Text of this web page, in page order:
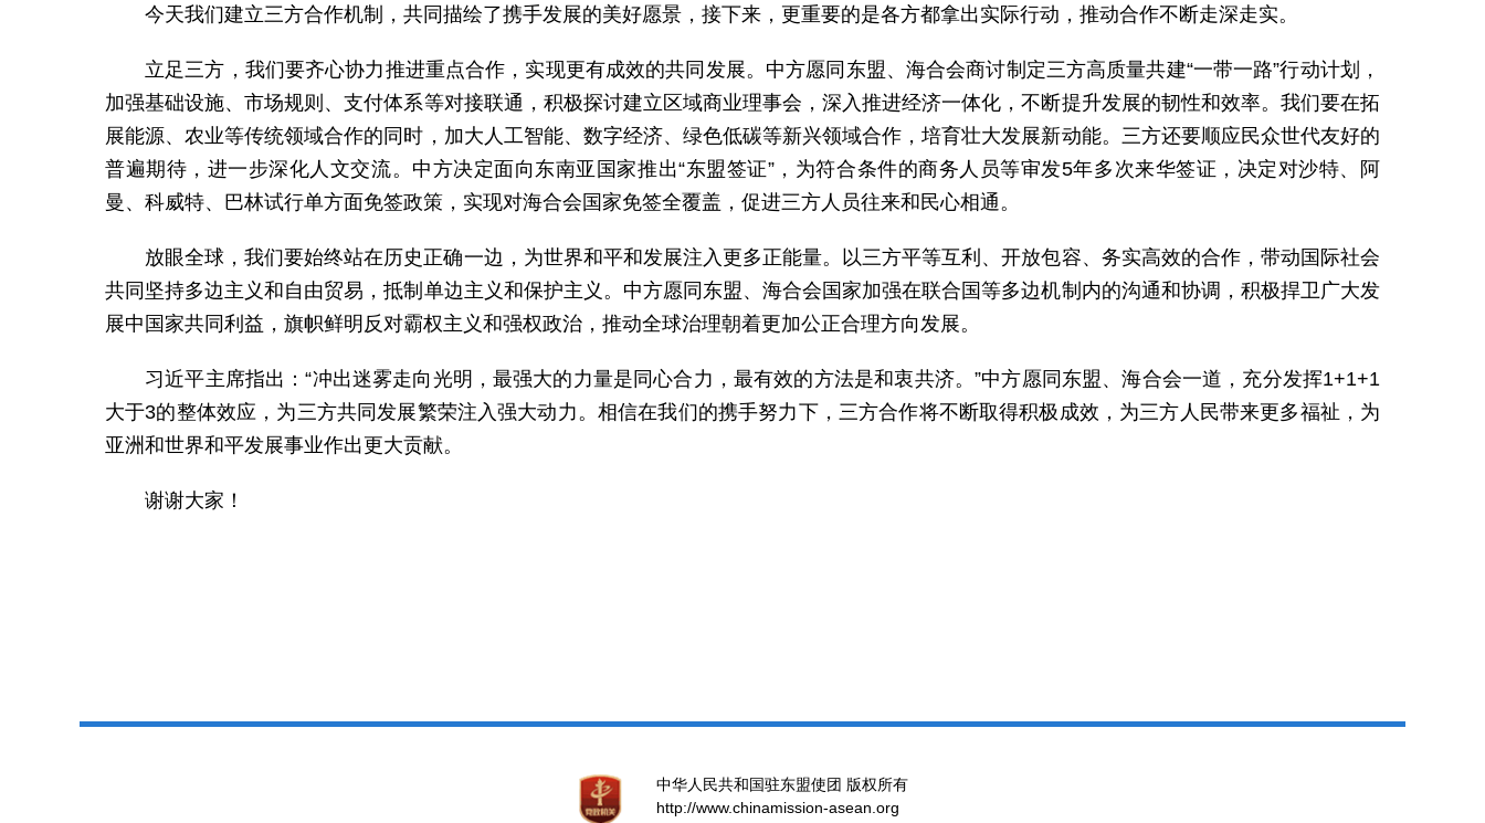
今天我们建立三方合作机制，共同描绘了携手发展的美好愿景，接下来，更重要的是各方都拿出实际行动，推动合作不断走深走实。
立足三方，我们要齐心协力推进重点合作，实现更有成效的共同发展。中方愿同东盟、海合会商讨制定三方高质量共建“一带一路”行动计划，
加强基础设施、市场规则、支付体系等对接联通，积极探讨建立区域商业理事会，深入推进经济一体化，不断提升发展的韧性和效率。我们要在拓
展能源、农业等传统领域合作的同时，加大人工智能、数字经济、绿色低碳等新兴领域合作，培育壮大发展新动能。三方还要顺应民众世代友好的
普遍期待，进一步深化人文交流。中方决定面向东南亚国家推出“东盟签证”，为符合条件的商务人员等审发5年多次来华签证，决定对沙特、阿
曼、科威特、巴林试行单方面免签政策，实现对海合会国家免签全覆盖，促进三方人员往来和民心相通。
放眼全球，我们要始终站在历史正确一边，为世界和平和发展注入更多正能量。以三方平等互利、开放包容、务实高效的合作，带动国际社会
共同坚持多边主义和自由贸易，抵制单边主义和保护主义。中方愿同东盟、海合会国家加强在联合国等多边机制内的沟通和协调，积极捍卫广大发
展中国家共同利益，旗帜鲜明反对霸权主义和强权政治，推动全球治理朝着更加公正合理方向发展。
习近平主席指出：“冲出迷雾走向光明，最强大的力量是同心合力，最有效的方法是和衷共济。”中方愿同东盟、海合会一道，充分发挥1+1+1
大于3的整体效应，为三方共同发展繁荣注入强大动力。相信在我们的携手努力下，三方合作将不断取得积极成效，为三方人民带来更多福祉，为
亚洲和世界和平发展事业作出更大贡献。
谢谢大家！
中华人民共和国驻东盟使团 版权所有
http://www.chinamission-asean.org